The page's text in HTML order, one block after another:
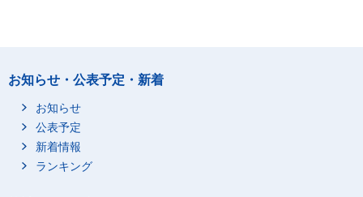
お知らせ・公表予定・新着
お知らせ
公表予定
新着情報
ランキング